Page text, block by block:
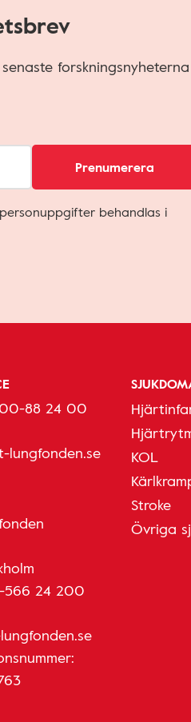
forskningsnyheterna
Prenumerera
behandlas i
88 24 00
lungfonden.se
566 24 200
KOL
Stroke
Övriga